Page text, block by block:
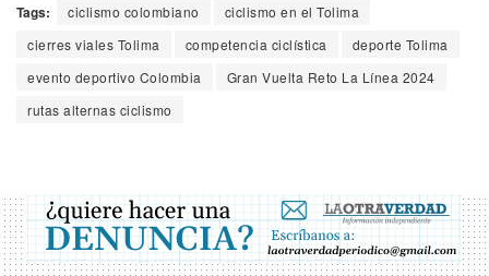
Tags: ciclismo colombiano
ciclismo en el Tolima
cierres viales Tolima
competencia ciclística
deporte Tolima
evento deportivo Colombia
Gran Vuelta Reto La Línea 2024
rutas alternas ciclismo